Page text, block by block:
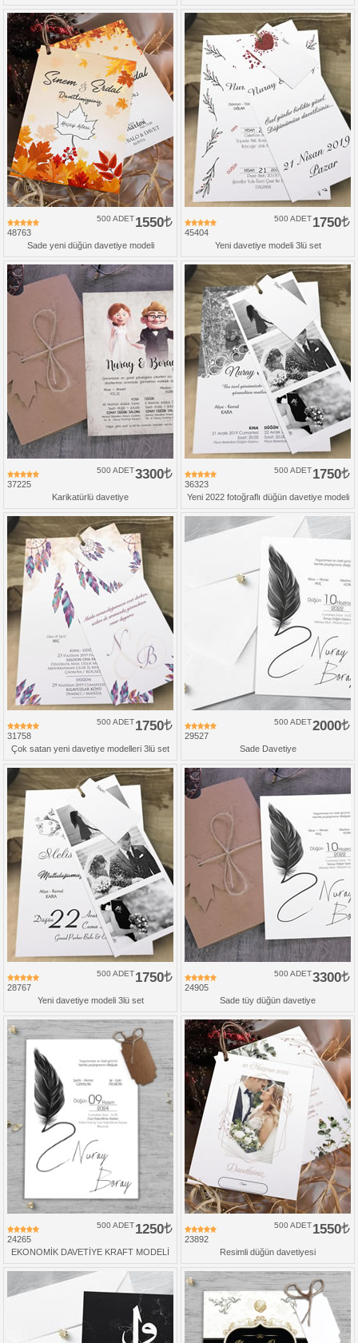
48763
1550
500 ADET
Sade yeni düğün davetiye modeli
45404
1750
500 ADET
Yeni davetiye modeli 3lü set
37225
3300
500 ADET
Karikatürlü davetiye
36323
1750
500 ADET
Yeni 2022 fotoğraflı düğün davetiye modeli
31758
1750
500 ADET
Çok satan yeni davetiye modelleri 3lü set
29527
2000
500 ADET
Sade Davetiye
28767
1750
500 ADET
Yeni davetiye modeli 3lü set
24905
3300
500 ADET
Sade tüy düğün davetiye
24265
1250
500 ADET
EKONOMİK DAVETİYE KRAFT MODELİ
23892
1550
500 ADET
Resimli düğün davetiyesi